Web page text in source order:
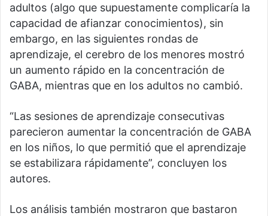
adultos (algo que supuestamente complicaría la
capacidad de afianzar conocimientos), sin
embargo, en las siguientes rondas de
aprendizaje, el cerebro de los menores mostró
un aumento rápido en la concentración de
GABA, mientras que en los adultos no cambió.
“Las sesiones de aprendizaje consecutivas
parecieron aumentar la concentración de GABA
en los niños, lo que permitió que el aprendizaje
se estabilizara rápidamente”, concluyen los
autores.
Los análisis también mostraron que bastaron